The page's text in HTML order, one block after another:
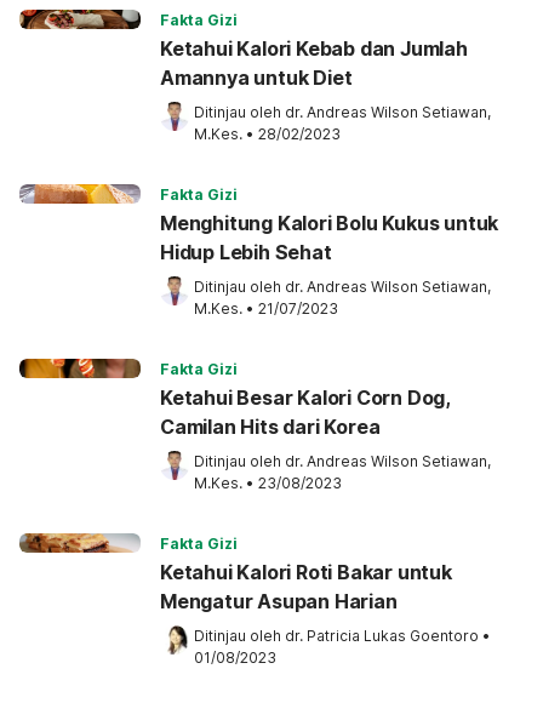
Fakta Gizi
Ketahui Kalori Kebab dan Jumlah
Amannya untuk Diet
Ditinjau oleh dr. Andreas Wilson Setiawan,
M.Kes. • 28/02/2023
Fakta Gizi
Menghitung Kalori Bolu Kukus untuk
Hidup Lebih Sehat
Ditinjau oleh dr. Andreas Wilson Setiawan,
M.Kes. • 21/07/2023
Fakta Gizi
Ketahui Besar Kalori Corn Dog,
Camilan Hits dari Korea
Ditinjau oleh dr. Andreas Wilson Setiawan,
M.Kes. • 23/08/2023
Fakta Gizi
Ketahui Kalori Roti Bakar untuk
Mengatur Asupan Harian
Ditinjau oleh dr. Patricia Lukas Goentoro •
01/08/2023